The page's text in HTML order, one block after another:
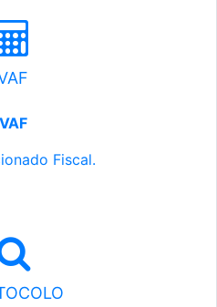
VAF
Fiscal.